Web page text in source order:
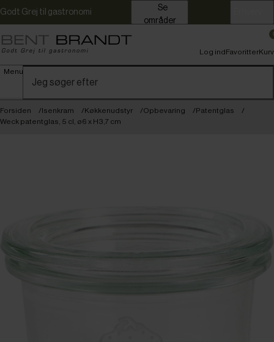
Godt Grej til gastronomi
områder
Menu
Log indFavoritterKurv
Forsiden Isenkram Køkkenudstyr Opbevaring
Patentglas
Weck patentglas, 5 cl, ø6 x H3,7 cm